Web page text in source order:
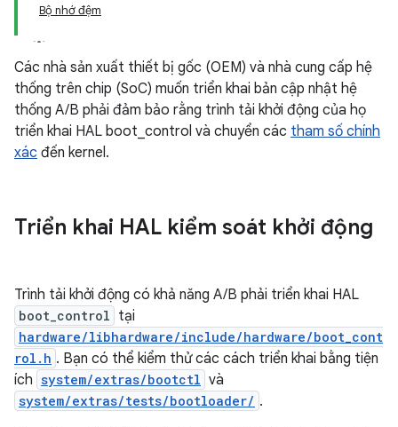
Bộ nhớ đệm
Các nhà sản xuất thiết bị gốc (OEM) và nhà cung cấp hệ
thống trên chip (SoC) muốn triển khai bản cập nhật hệ
thống A/B phải đảm bảo rằng trình tải khởi động của họ
triển khai HAL boot_control và chuyển các tham số chính
xác đến kernel.
Triển khai HAL kiểm soát khởi động
Trình tải khởi động có khả năng A/B phải triển khai HAL
boot_control tại
hardware/libhardware/include/hardware/boot_cont
rol.h . Bạn có thể kiểm thử các cách triển khai bằng tiện
ích system/extras/bootctl và
system/extras/tests/bootloader/ .